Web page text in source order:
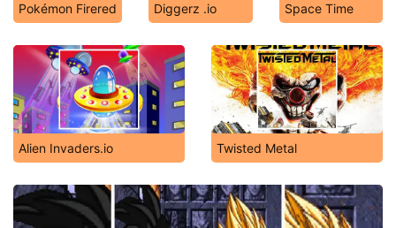
Pokémon Firered Diggerz .io Space Time
Alien Invaders.io Twisted Metal